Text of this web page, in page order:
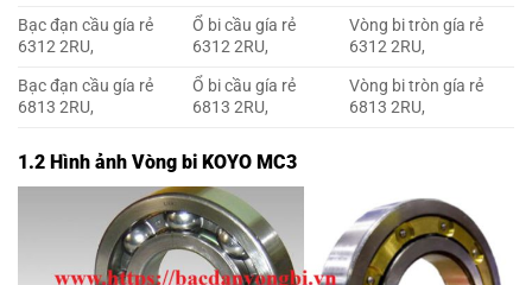
Bạc đạn cầu gía rẻ
6312 2RU,
Ổ bi cầu gía rẻ
6312 2RU,
Vòng bi tròn gía rẻ
6312 2RU,
Bạc đạn cầu gía rẻ
6813 2RU,
Ổ bi cầu gía rẻ
6813 2RU,
Vòng bi tròn gía rẻ
6813 2RU,
1.2 Hình ảnh Vòng bi KOYO MC3